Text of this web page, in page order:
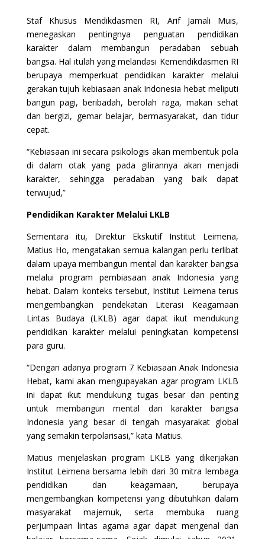
Staf Khusus Mendikdasmen RI, Arif Jamali Muis,
menegaskan pentingnya penguatan pendidikan
karakter dalam membangun peradaban sebuah
bangsa. Hal itulah yang melandasi Kemendikdasmen RI
berupaya memperkuat pendidikan karakter melalui
gerakan tujuh kebiasaan anak Indonesia hebat meliputi
bangun pagi, beribadah, berolah raga, makan sehat
dan bergizi, gemar belajar, bermasyarakat, dan tidur
cepat.
“Kebiasaan ini secara psikologis akan membentuk pola
di dalam otak yang pada gilirannya akan menjadi
karakter, sehingga peradaban yang baik dapat
terwujud,”
Pendidikan Karakter Melalui LKLB
Sementara itu, Direktur Ekskutif Institut Leimena,
Matius Ho, mengatakan semua kalangan perlu terlibat
dalam upaya membangun mental dan karakter bangsa
melalui program pembiasaan anak Indonesia yang
hebat. Dalam konteks tersebut, Institut Leimena terus
mengembangkan pendekatan Literasi Keagamaan
Lintas Budaya (LKLB) agar dapat ikut mendukung
pendidikan karakter melalui peningkatan kompetensi
para guru.
“Dengan adanya program 7 Kebiasaan Anak Indonesia
Hebat, kami akan mengupayakan agar program LKLB
ini dapat ikut mendukung tugas besar dan penting
untuk membangun mental dan karakter bangsa
Indonesia yang besar di tengah masyarakat global
yang semakin terpolarisasi,” kata Matius.
Matius menjelaskan program LKLB yang dikerjakan
Institut Leimena bersama lebih dari 30 mitra lembaga
pendidikan dan keagamaan, berupaya
mengembangkan kompetensi yang dibutuhkan dalam
masyarakat majemuk, serta membuka ruang
perjumpaan lintas agama agar dapat mengenal dan